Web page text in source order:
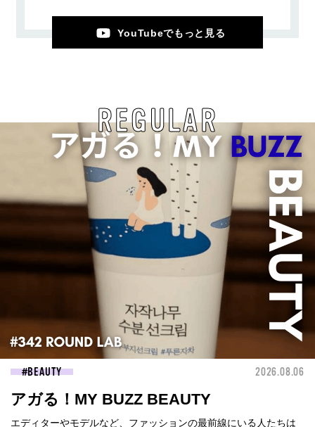
YouTubeでもっと見る
REGULAR
BEAUTY 2026.08.06
アガる！MY BUZZ BEAUTY
エディターやモデルなど、ファッションの最前線にいる人たちは